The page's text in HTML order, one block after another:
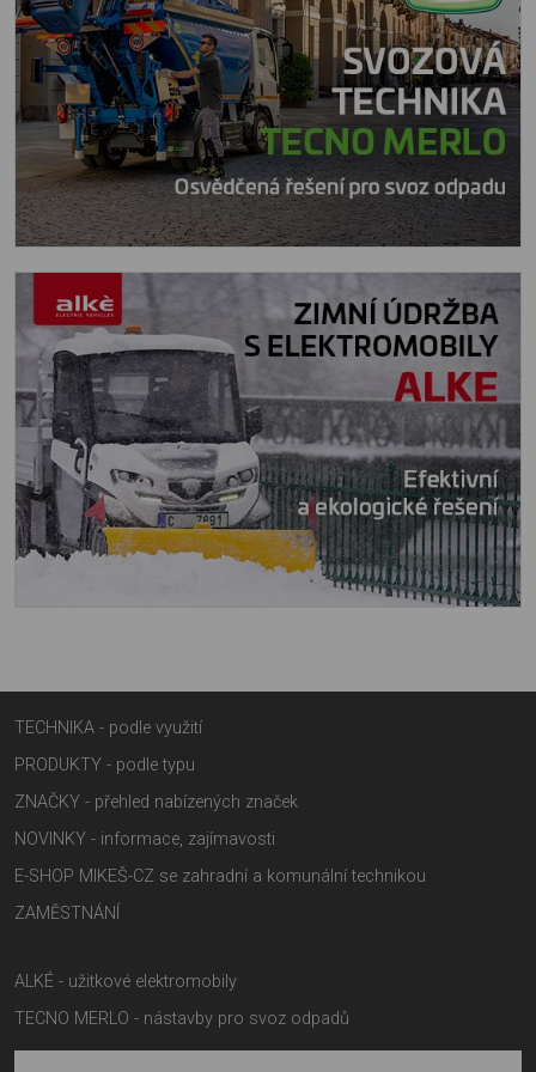
TECHNIKA - podle využití
PRODUKTY - podle typu
ZNAČKY - přehled nabízených značek
NOVINKY - informace, zajímavosti
E-SHOP MIKEŠ-CZ se zahradní a komunální technikou
ZAMĚSTNÁNÍ
ALKÉ - užitkové elektromobily
TECNO MERLO - nástavby pro svoz odpadů